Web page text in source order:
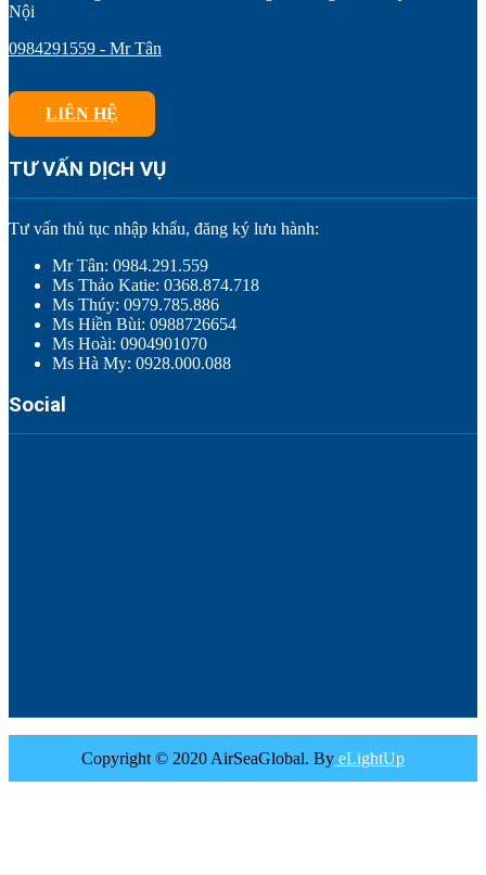
Nội
0984291559 - Mr Tân
LIÊN HỆ
TƯ VẤN DỊCH VỤ
Tư vấn thủ tục nhập khẩu, đăng ký lưu hành:
Mr Tân: 0984.291.559
Ms Thảo Katie: 0368.874.718
Ms Thúy: 0979.785.886
Ms Hiền Bùi: 0988726654
Ms Hoài: 0904901070
Ms Hà My: 0928.000.088
Social
Copyright © 2020 AirSeaGlobal. By eLightUp